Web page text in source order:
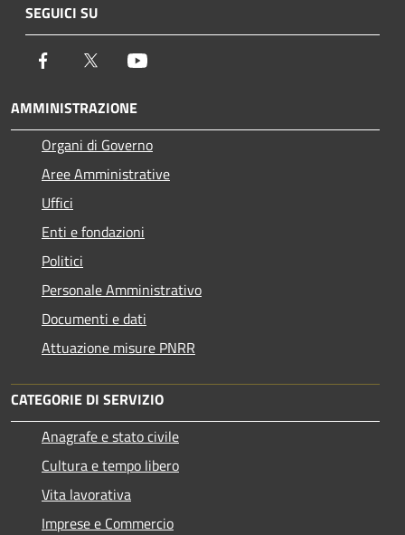
SEGUICI SU
Facebook Twitter
AMMINISTRAZIONE
Organi di Governo
Aree Amministrative
Uffici
Enti e fondazioni
Politici
Personale Amministrativo
Documenti e dati
Attuazione misure PNRR
CATEGORIE DI SERVIZIO
Anagrafe e stato civile
Cultura e tempo libero
Vita lavorativa
Imprese e Commercio